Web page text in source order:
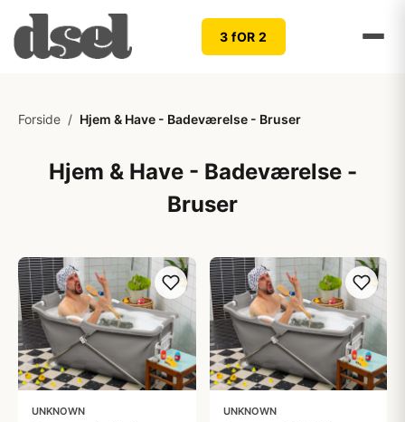
3 fOR 2
Forside / Hjem & Have - Badeværelse - Bruser
Hjem & Have - Badeværelse -
Bruser
UNKNOWN UNKNOWN